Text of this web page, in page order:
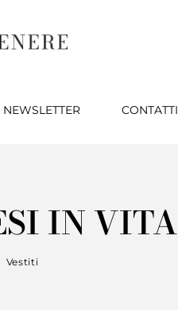
NEWSLETTER CONTATTI
IN VITA
Vestiti